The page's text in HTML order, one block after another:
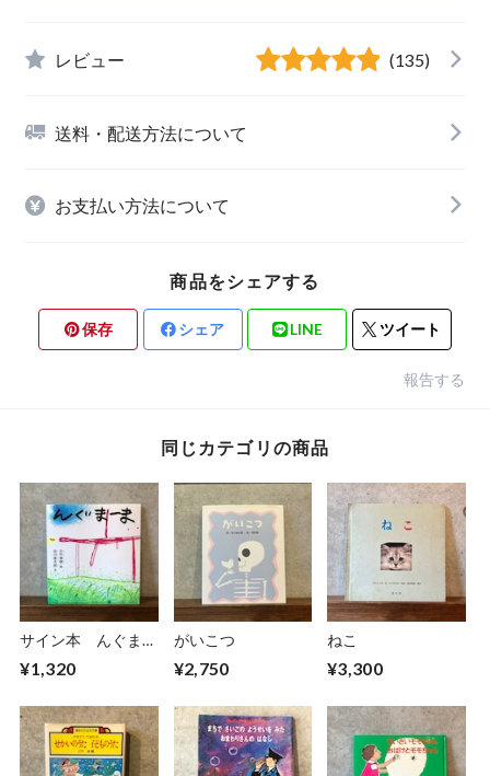
レビュー (135)
送料・配送方法について
お支払い方法について
商品をシェアする
保存 シェア LINE ツイート
報告する
同じカテゴリの商品
サイン本 んぐまー
¥1,320
がいこつ
¥2,750
ねこ
¥3,300